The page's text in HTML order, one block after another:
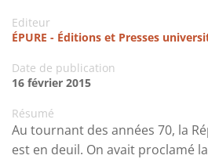
Editeur
ÉPURE - Éditions et Presses
Date de publication
16 février 2015
Résumé
Au tournant des années 70, la
est en deuil. On avait proclamé